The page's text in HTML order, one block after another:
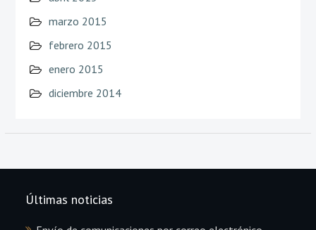
marzo 2015
febrero 2015
enero 2015
diciembre 2014
Últimas noticias